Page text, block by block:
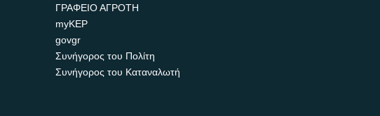
ΓΡΑΦΕΙΟ ΑΓΡΟΤΗ
myKEP
govgr
Συνήγορος του Πολίτη
Συνήγορος του Καταναλωτή